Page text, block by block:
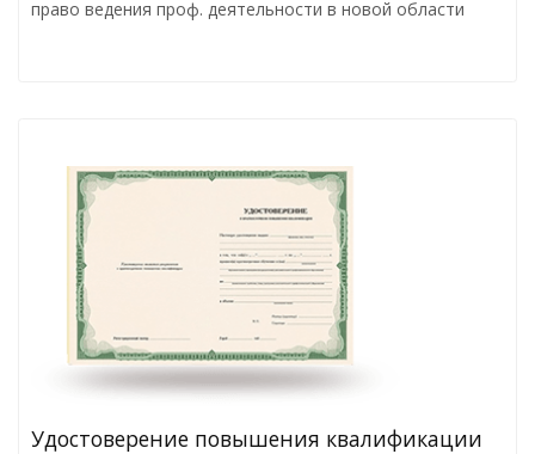
право ведения проф. деятельности в новой области
Удостоверение повышения квалификации